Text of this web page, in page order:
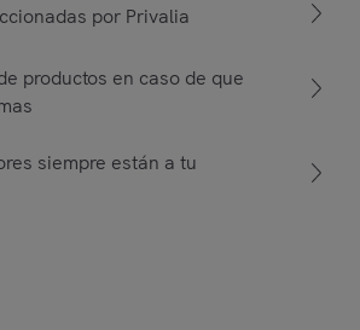
por Privalia
productos en caso de que
siempre están a tu